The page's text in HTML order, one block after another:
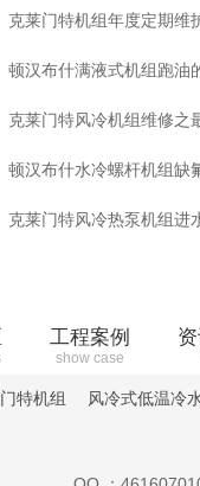
克莱门特机组年度定期维
顿汉布什满液式机组跑油
克莱门特风冷机组维修之
顿汉布什水冷螺杆机组缺
克莱门特风冷热泵机组进
工程案例
show case
特机组 风冷式低温冷